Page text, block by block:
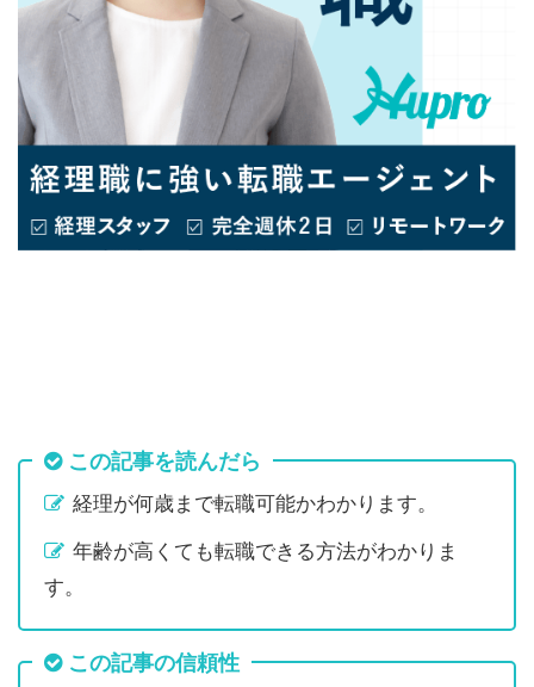
この記事を読んだら
経理が何歳まで転職可能かわかります。
年齢が高くても転職できる方法がわかりま
す。
この記事の信頼性